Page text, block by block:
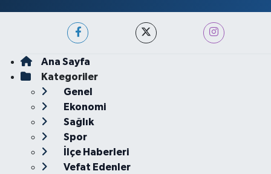
Ana Sayfa
Kategoriler
Genel
Ekonomi
Sağlık
Spor
İlçe Haberleri
Vefat Edenler